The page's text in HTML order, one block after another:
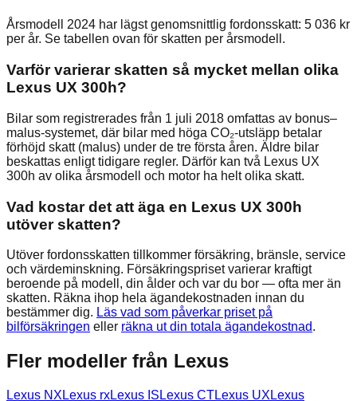
Årsmodell 2024 har lägst genomsnittlig fordonsskatt: 5 036 kr
per år. Se tabellen ovan för skatten per årsmodell.
Varför varierar skatten så mycket mellan olika
Lexus UX 300h?
Bilar som registrerades från 1 juli 2018 omfattas av bonus–
malus-systemet, där bilar med höga CO₂-utsläpp betalar
förhöjd skatt (malus) under de tre första åren. Äldre bilar
beskattas enligt tidigare regler. Därför kan två Lexus UX
300h av olika årsmodell och motor ha helt olika skatt.
Vad kostar det att äga en Lexus UX 300h
utöver skatten?
Utöver fordonsskatten tillkommer försäkring, bränsle, service
och värdeminskning. Försäkringspriset varierar kraftigt
beroende på modell, din ålder och var du bor — ofta mer än
skatten. Räkna ihop hela ägandekostnaden innan du
bestämmer dig. Läs vad som påverkar priset på
bilförsäkringen eller räkna ut din totala ägandekostnad.
Fler modeller från Lexus
Lexus NX Lexus rxLexus IS Lexus CTLexus UX Lexus